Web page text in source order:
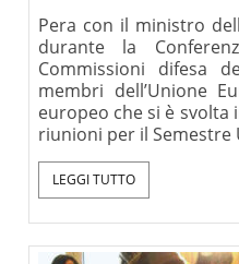
Pera con il ministro
durante la
Commissioni difesa
membri dell’Unione
europeo che si è svolta
riunioni per il Semestre
LEGGI TUTTO